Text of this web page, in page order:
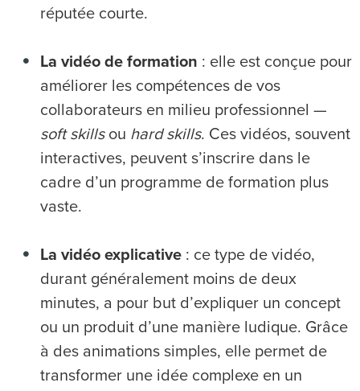
réputée courte.
La vidéo de formation : elle est conçue pour
améliorer les compétences de vos
collaborateurs en milieu professionnel —
soft skillsou hard skills. Ces vidéos, souvent
interactives, peuvent s’inscrire dans le
cadre d’un programme de formation plus
vaste.
La vidéo explicative : ce type de vidéo,
durant généralement moins de deux
minutes, a pour but d’expliquer un concept
ou un produit d’une manière ludique. Grâce
à des animations simples, elle permet de
transformer une idée complexe en un